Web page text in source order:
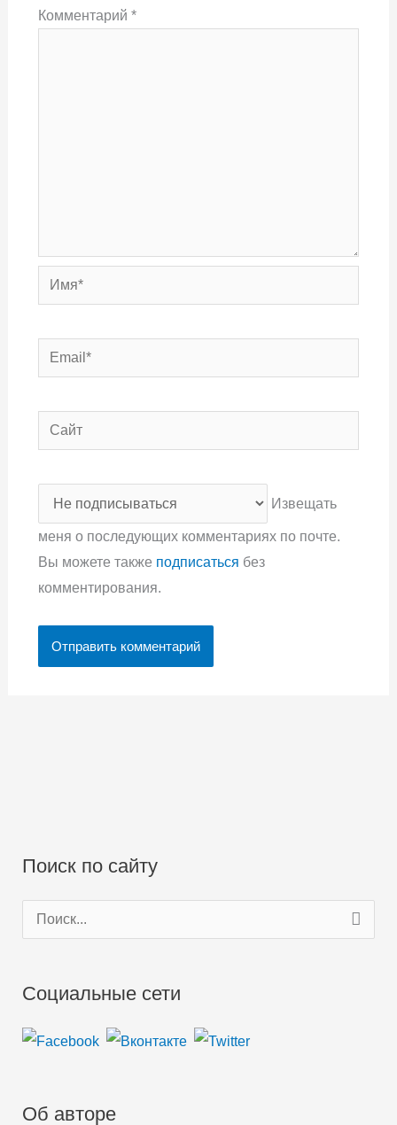
Комментарий *
Имя*
Email*
Сайт
Извещать
меня о последующих комментариях по почте.
Вы можете также подписаться без
комментирования.
Поиск по сайту
о
с
к
Социальные сети
Об авторе